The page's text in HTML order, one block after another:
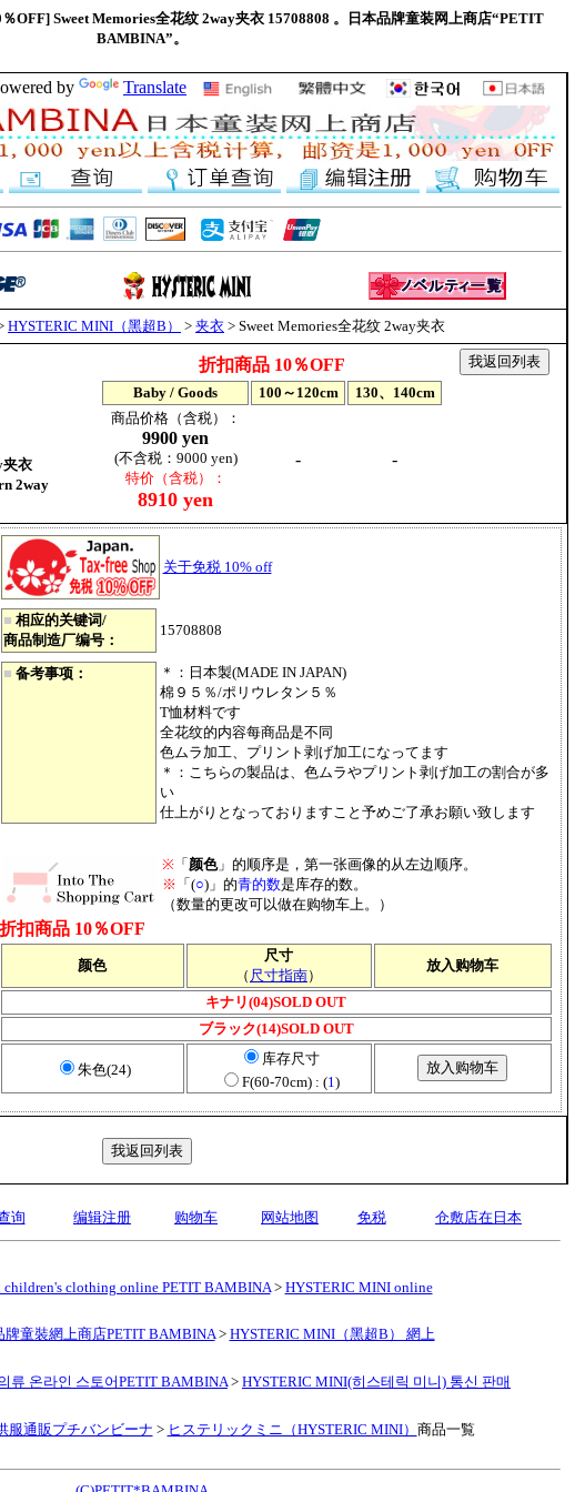
OFF] Sweet Memories全花纹 2way夹衣 15708808 。日本品牌童装网上商店“PETIT
BAMBINA”。
by Translate
HYSTERIC MINI（黑超B） > 夹衣 > Sweet Memories全花纹 2way夹衣
折扣商品 10％OFF
Baby / Goods 100～120cm
130、140cm
商品价格（含税）：
9900 yen
(不含税：9000 yen)
特价（含税）：
8910 yen
- -
夹衣
2way
关于免税 10% off
■ 相应的关键词/
商品制造厂编号：
15708808
■ 备考事项：
＊：日本製(MADE IN JAPAN)
棉９５％/ポリウレタン５％
T恤材料です
全花纹的内容每商品是不同
色ムラ加工、プリント剥げ加工になってます
＊：こちらの製品は、色ムラやプリント剥げ加工の割合が多
い
仕上がりとなっておりますこと予めご了承お願い致します
※「 颜色」的顺序是，第一张画像的从左边顺序。
※ 「(○)」的青的数是库存的数。
（数量的更改可以做在购物车上。）
折扣商品 10％OFF
颜色
尺寸
（ 尺寸指南）
放入购物车
キナリ(04)SOLD OUT
ブラック(14)SOLD OUT
朱色(24)
库存尺寸
F(60-70cm) : (1)
询 编辑注册 购物车 网站地图 免税 仓敷店在日本
children's clothing online PETIT BAMBINA> HYSTERIC MINI online
牌童裝網上商店PETIT BAMBINA> HYSTERIC MINI（黑超B） 網上
류 온라인 스토어PETIT BAMBINA> HYSTERIC MINI(히스테릭 미니) 통신 판매
服通販プチバンビーナ > ヒステリックミニ（HYSTERIC MINI） 商品一覧